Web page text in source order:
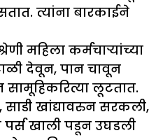
त्यांना बारकाईने
महिला कर्मचाऱ्यांच्या
देवून, पान चावून
सामूहिकरित्या लूटतात.
साडी खांद्यावरुन सरकली,
खाली पडून उघडली